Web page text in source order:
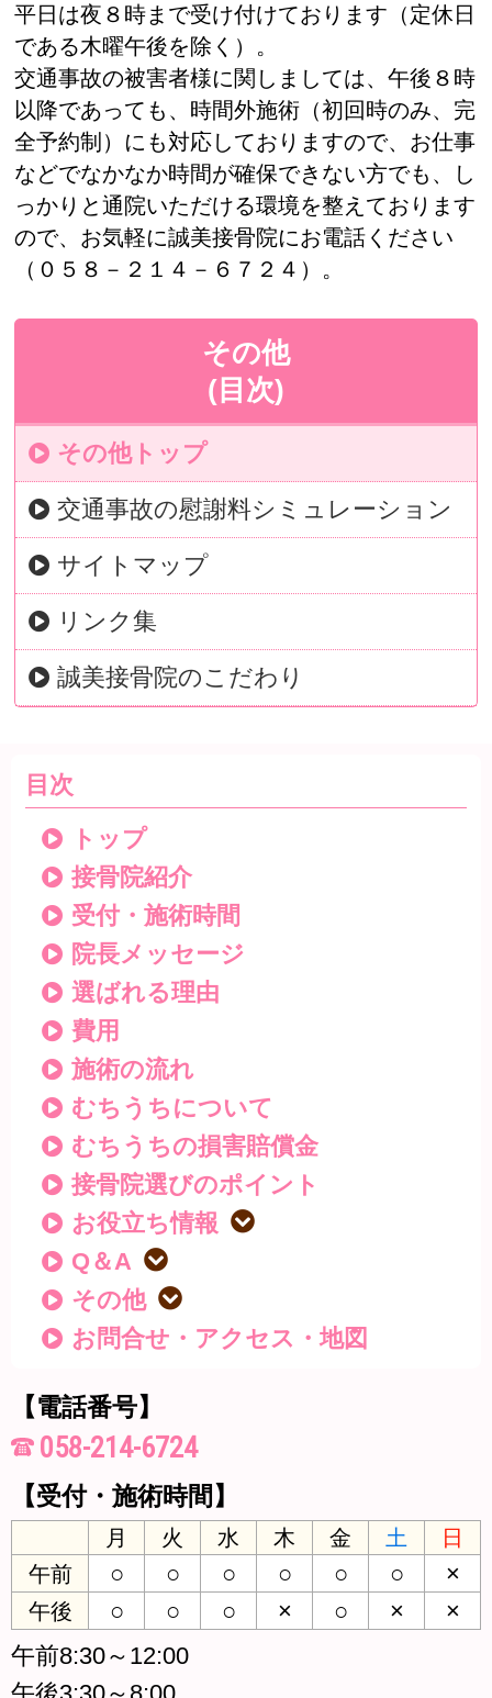
その他
(目次)
その他トップ
交通事故の慰謝料シミュレーション
サイトマップ
リンク集
誠美接骨院のこだわり
平日は夜８時まで受け付けております（定休日
である木曜午後を除く）。
交通事故の被害者様に関しましては、午後８時
以降であっても、時間外施術（初回時のみ、完
全予約制）にも対応しておりますので、お仕事
などでなかなか時間が確保できない方でも、し
っかりと通院いただける環境を整えております
ので、お気軽に誠美接骨院にお電話ください
（０５８－２１４－６７２４）。
目次
トップ
接骨院紹介
受付・施術時間
院長メッセージ
選ばれる理由
費用
施術の流れ
むちうちについて
むちうちの損害賠償金
接骨院選びのポイント
お役立ち情報
Q＆A
その他
お問合せ・アクセス・地図
【電話番号】
058-214-6724
【受付・施術時間】
月 火 水 木 金 土
日
午前
○ ○ ○ ○ ○ ○ ×
午後 ○ ○ ○ × ○ ×
×
午前8:30～12:00